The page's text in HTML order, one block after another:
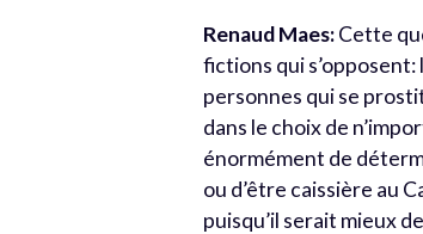
Renaud Maes:Cette
fictions qui
personnes qui se
dans le choix de
énormément de
ou d’être caissière au
puisqu’il serait mieux